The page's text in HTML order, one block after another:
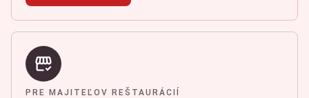
PRE MAJITEĽOV REŠTAURÁCIÍ